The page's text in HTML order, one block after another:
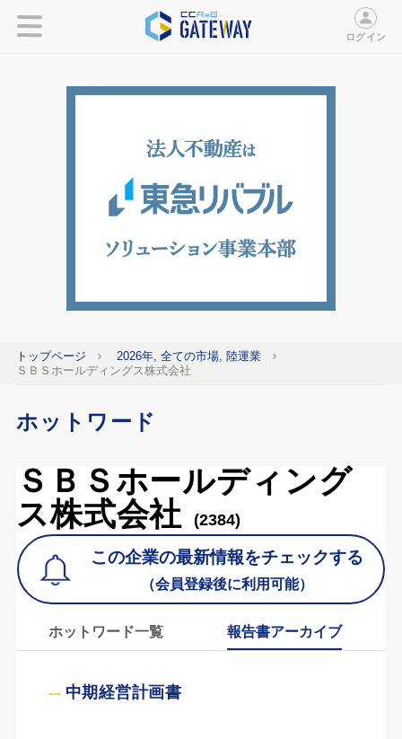
ログイン
トップページ
2026年, 全ての市場, 陸運業
ＳＢＳホールディングス株式会社
ホットワード
ＳＢＳホールディング
ス株式会社
(2384)
この企業の最新情報をチェックする
（会員登録後に利用可能）
ホットワード一覧 報告書アーカイブ
中期経営計画書